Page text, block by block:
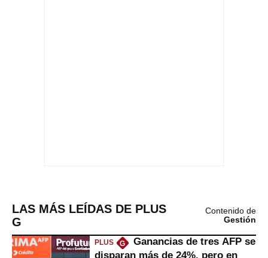
LAS MÁS LEÍDAS DE PLUS
G
Contenido de
Gestión
PLUS G
Ganancias de tres AFP se
disparan más de 24%, pero en